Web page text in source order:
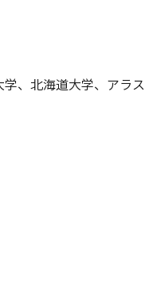
、北海道大学、アラス